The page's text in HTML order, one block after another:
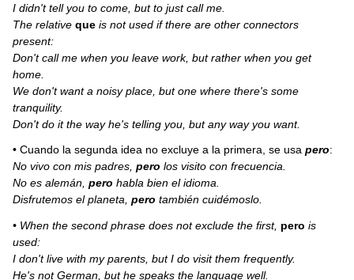
I didn't tell you to come, but to just call me.
The relativeque is not used if there are other connectors
present:
Don't call me when you leave work, but rather when you get
home.
We don't want a noisy place, but one where there's some
tranquility.
Don't do it the way he's telling you, but any way you want.
• Cuando la segunda idea no excluye a la primera, se usapero:
No vivo con mis padres,pero los visito con frecuencia.
No es alemán,pero habla bien el idioma.
Disfrutemos el planeta,pero también cuidémoslo.
• When the second phrase does not exclude the first, pero is
used:
I don't live with my parents, but I do visit them frequently.
He's not German, but he speaks the language well.